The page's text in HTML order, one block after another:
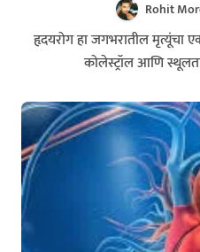
Rohit
हृदयरोग हा जगभरातील मृत्यूंचा एक प्रमुख कारण आहे. उच्च रक्तदाब,
कोलेस्ट्रॉल आणि